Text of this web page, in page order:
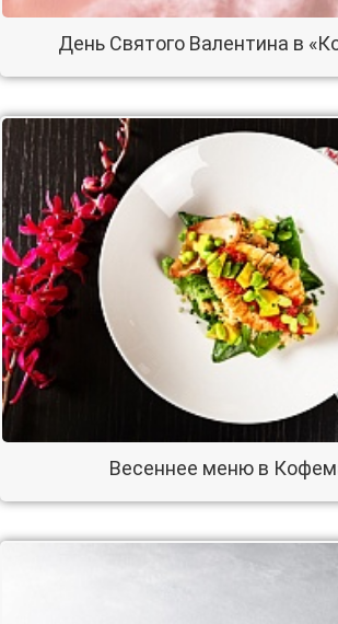
День Святого Валентина в
Весеннее меню в